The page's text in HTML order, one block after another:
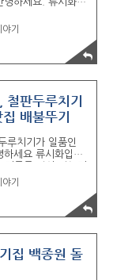
기집 창원상남점-
녕하세요. 류시화입
심때도 손님이 꽤
걸리더라구요. 제
약하고 가시면 좋겠
마음 병원 옆 공영
법 주정차 단속중
될거같습니다 .로
비빔밥 기본상입
풍부하고 육회양
른 야채들도 푸짐
기
판두루치기
배불뚜기
루치기가 일품인
세요 류시화입니
맛있는 배불뚜기
한 양과 저렴한
받는 곳이죠. ^^ 한
경입니다. 상남동
곳이 꽤 많은데 여
차 지원까지 해줘
및 실내 모습. 입
기
집 백종원 돌